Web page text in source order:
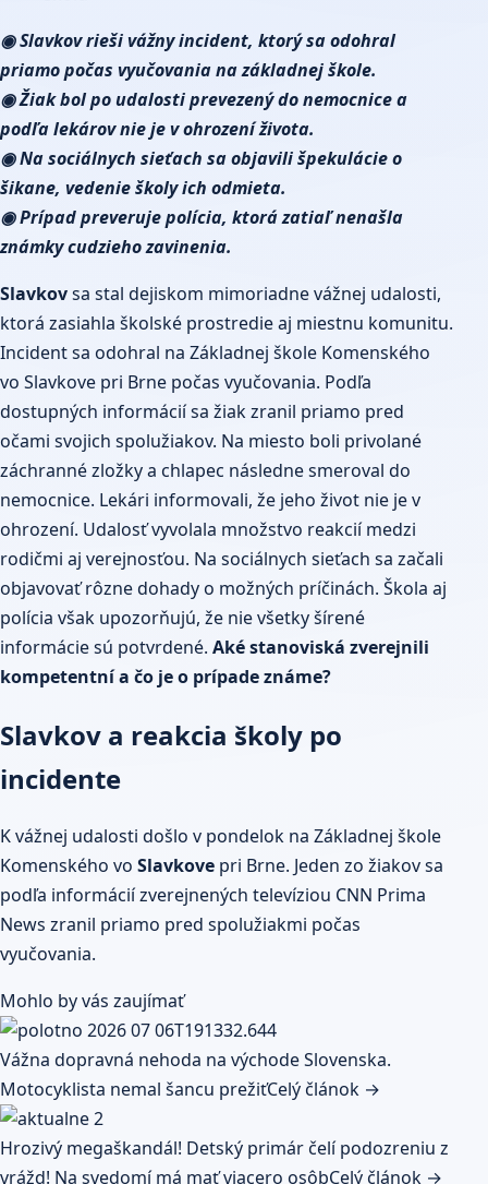
◉ Slavkov rieši vážny incident, ktorý sa odohral
priamo počas vyučovania na základnej škole.
◉ Žiak bol po udalosti prevezený do nemocnice a
podľa lekárov nie je v ohrození života.
◉ Na sociálnych sieťach sa objavili špekulácie o
šikane, vedenie školy ich odmieta.
◉ Prípad preveruje polícia, ktorá zatiaľ nenašla
známky cudzieho zavinenia.
Slavkovsa stal dejiskom mimoriadne vážnej udalosti,
ktorá zasiahla školské prostredie aj miestnu komunitu.
Incident sa odohral na Základnej škole Komenského
vo Slavkove pri Brne počas vyučovania. Podľa
dostupných informácií sa žiak zranil priamo pred
očami svojich spolužiakov. Na miesto boli privolané
záchranné zložky a chlapec následne smeroval do
nemocnice. Lekári informovali, že jeho život nie je v
ohrození. Udalosť vyvolala množstvo reakcií medzi
rodičmi aj verejnosťou. Na sociálnych sieťach sa začali
objavovať rôzne dohady o možných príčinách. Škola aj
polícia však upozorňujú, že nie všetky šírené
informácie sú potvrdené. Aké stanoviská zverejnili
kompetentní a čo je o prípade známe?
Slavkov a reakcia školy po
incidente
K vážnej udalosti došlo v pondelok na Základnej škole
Komenského vo Slavkove pri Brne. Jeden zo žiakov sa
podľa informácií zverejnených televíziou CNN Prima
News zranil priamo pred spolužiakmi počas
vyučovania.
Mohlo by vás zaujímať
Vážna dopravná nehoda na východe Slovenska.
Motocyklista nemal šancu prežiťCelý článok →
Hrozivý megaškandál! Detský primár čelí podozreniu z
vrážd! Na svedomí má mať viacero osôbCelý článok →